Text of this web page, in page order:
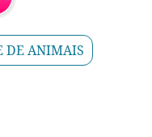
DE ANIMAIS